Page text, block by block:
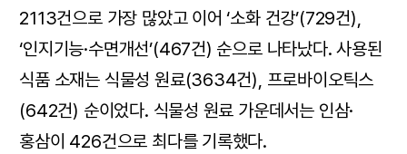
2113건으로 가장 많았고 이어 ‘소화 건강’(729건),
‘인지기능·수면개선’(467건) 순으로 나타났다. 사용된
식품 소재는 식물성 원료(3634건), 프로바이오틱스
(642건) 순이었다. 식물성 원료 가운데서는 인삼·
홍삼이 426건으로 최다를 기록했다.